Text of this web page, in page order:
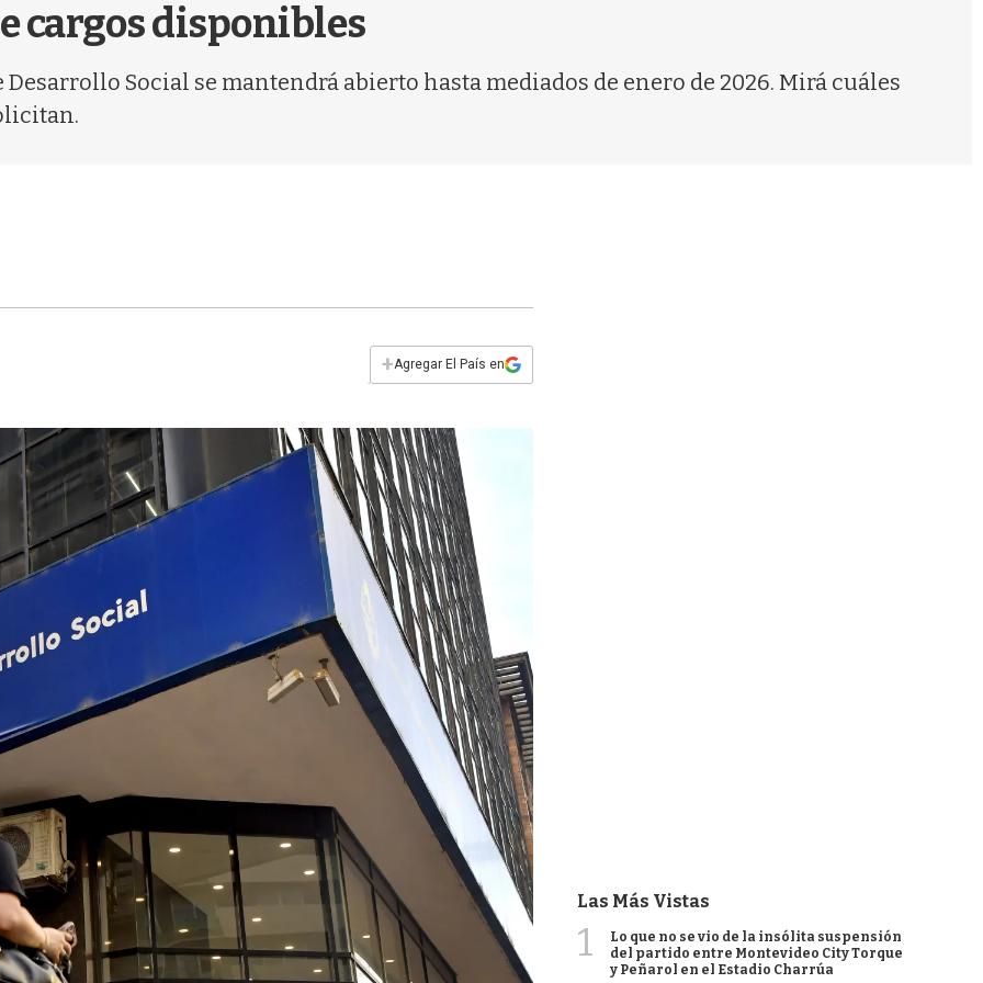
cargos disponibles
Social se mantendrá abierto hasta mediados de enero de 2026. Mirá cuáles
+Agregar El País en
Las Más Vistas
1
Lo que no se vio de la insólita suspensión
del partido entre Montevideo City Torque
y Peñarol en el Estadio Charrúa